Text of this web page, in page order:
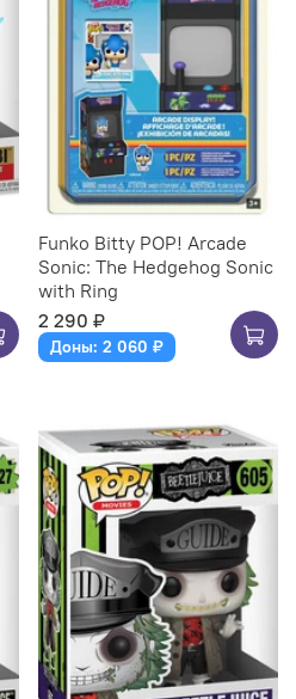
Funko Bitty POP! Arcade
Sonic: The Hedgehog Sonic
with Ring
2 290 ₽
Доны: 2 060 ₽